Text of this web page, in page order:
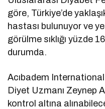
göre, Türkiye’de
hastası bulunuyor ve
görülme sıklığı yüzde
durumda.
Acıbadem
Diyet Uzmanı Zeynep
kontrol altına